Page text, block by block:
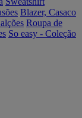
Blazer, Casaco
Roupa de
So easy - Coleção